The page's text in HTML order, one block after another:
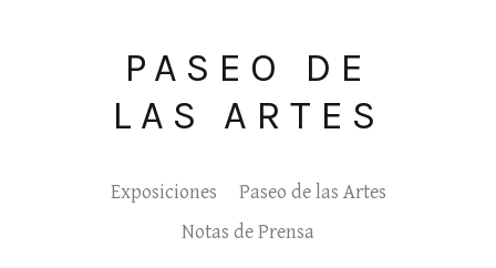
PASEO DE
LAS ARTES
Exposiciones
Paseo de las Artes
Notas de Prensa